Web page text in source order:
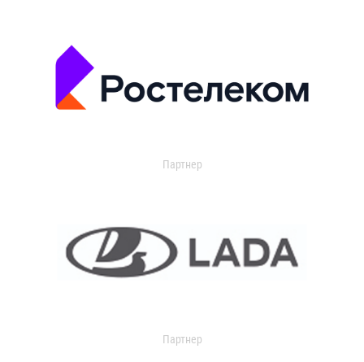
Партнер
Партнер